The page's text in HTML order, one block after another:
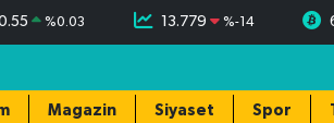
%0.03 13.779 %-14
Magazin Siyaset Spor